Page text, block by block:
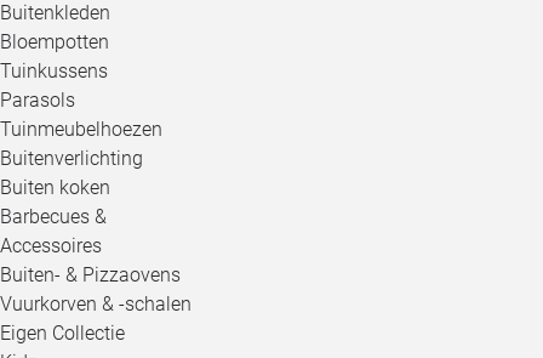
Buitenkleden
Bloempotten
Tuinkussens
Parasols
Tuinmeubelhoezen
Buitenverlichting
Buiten koken
Barbecues &
Accessoires
Buiten- & Pizzaovens
Vuurkorven & -schalen
Eigen Collectie